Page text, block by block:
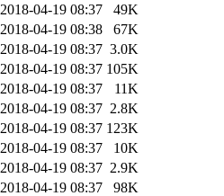
2018-04-19 08:37
49K
2018-04-19 08:38
67K
2018-04-19 08:37 3.0K
2018-04-19 08:37 105K
2018-04-19 08:37
11K
2018-04-19 08:37 2.8K
2018-04-19 08:37 123K
2018-04-19 08:37
10K
2018-04-19 08:37 2.9K
2018-04-19 08:37
98K